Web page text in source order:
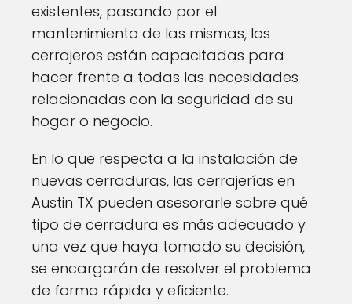
existentes, pasando por el
mantenimiento de las mismas, los
cerrajeros están capacitadas para
hacer frente a todas las necesidades
relacionadas con la seguridad de su
hogar o negocio.
En lo que respecta a la instalación de
nuevas cerraduras, las cerrajerías en
Austin TX pueden asesorarle sobre qué
tipo de cerradura es más adecuado y
una vez que haya tomado su decisión,
se encargarán de resolver el problema
de forma rápida y eficiente.